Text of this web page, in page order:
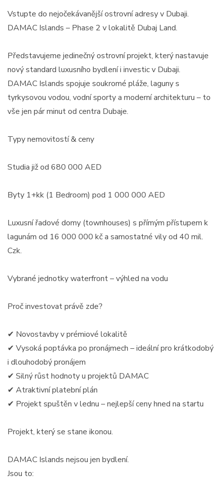
Vstupte do nejočekávanější ostrovní adresy v Dubaji.
DAMAC Islands – Phase 2 v lokalitě Dubaj Land.
Představujeme jedinečný ostrovní projekt, který nastavuje
nový standard luxusního bydlení i investic v Dubaji.
DAMAC Islands spojuje soukromé pláže, laguny s
tyrkysovou vodou, vodní sporty a moderní architekturu – to
vše jen pár minut od centra Dubaje.
Typy nemovitostí & ceny
Studia již od 680 000 AED
Byty 1+kk (1 Bedroom) pod 1 000 000 AED
Luxusní řadové domy (townhouses) s přímým přístupem k
lagunám od 16 000 000 kč a samostatné vily od 40 mil.
Czk.
Vybrané jednotky waterfront – výhled na vodu
Proč investovat právě zde?
✔ Novostavby v prémiové lokalitě
✔ Vysoká poptávka po pronájmech – ideální pro krátkodobý
i dlouhodobý pronájem
✔ Silný růst hodnoty u projektů DAMAC
✔ Atraktivní platební plán
✔ Projekt spuštěn v lednu – nejlepší ceny hned na startu
Projekt, který se stane ikonou.
DAMAC Islands nejsou jen bydlení.
Jsou to: